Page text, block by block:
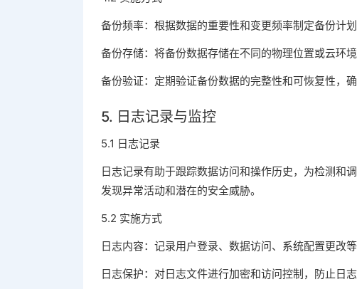
备份频率：根据数据的重要性和变更频率制定备份计
备份存储：将备份数据存储在不同的物理位置或云环
备份验证：定期验证备份数据的完整性和可恢复性，
5. 日志记录与监控
5.1 日志记录
日志记录有助于跟踪数据访问和操作历史，为检测和
发现异常活动和潜在的安全威胁。
5.2 实施方式
日志内容：记录用户登录、数据访问、系统配置更改
日志保护：对日志文件进行加密和访问控制，防止日